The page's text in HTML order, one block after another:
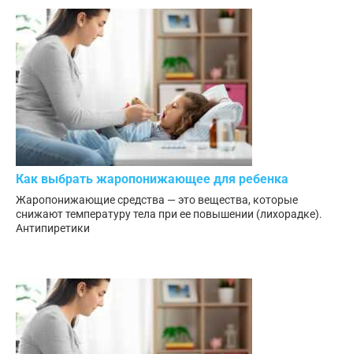
Как выбрать жаропонижающее для ребенка
Жаропонижающие средства — это вещества, которые
снижают температуру тела при ее повышении (лихорадке).
Антипиретики